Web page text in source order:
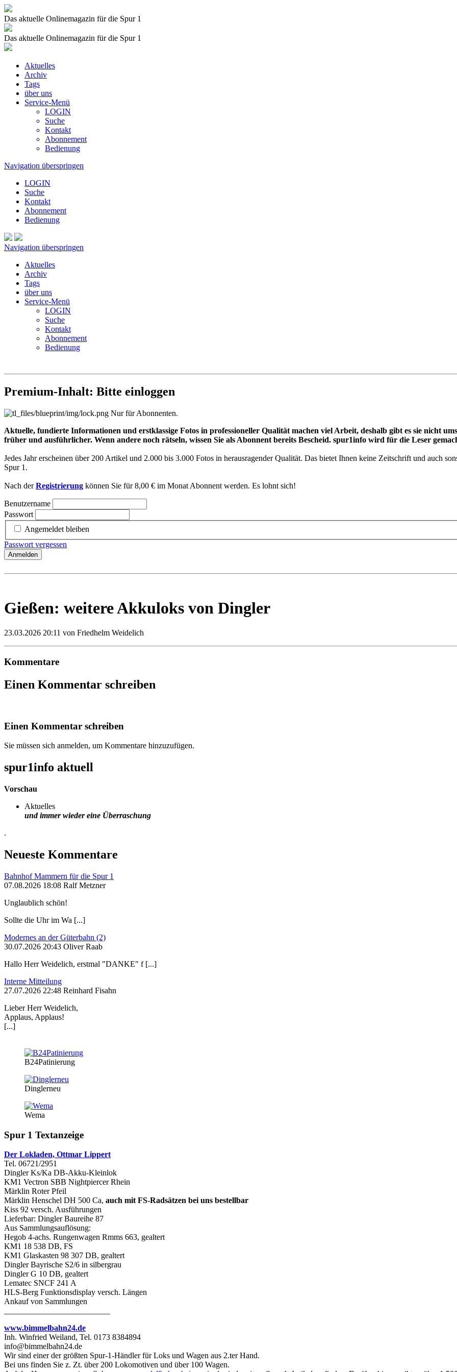
Das aktuelle Onlinemagazin für die Spur 1
Das aktuelle Onlinemagazin für die Spur 1
Aktuelles
Archiv
Tags
über uns
Service-Menü
LOGIN
Suche
Kontakt
Abonnement
Bedienung
Navigation überspringen
LOGIN
Suche
Kontakt
Abonnement
Bedienung
Navigation überspringen
Aktuelles
Archiv
Tags
über uns
Service-Menü
LOGIN
Suche
Kontakt
Abonnement
Bedienung
Premium-Inhalt: Bitte einloggen
Nur für Abonnenten.
Aktuelle, fundierte Informationen und erstklassige Fotos in professioneller Qualität machen viel Arbeit, deshalb gibt es sie nicht
früher und ausführlicher. Wenn andere noch rätseln, wissen Sie als Abonnent bereits Bescheid. spur1info wird für die Leser
Jedes Jahr erscheinen über 200 Artikel und 2.000 bis 3.000 Fotos in herausragender Qualität. Das bietet Ihnen keine Zeitschrift und auch
Spur 1.
Nach derRegistrierung können Sie für 8,00 € im Monat Abonnent werden. Es lohnt sich!
Benutzername
Passwort
Angemeldet bleiben
Passwort vergessen
Anmelden
Gießen: weitere Akkuloks von Dingler
23.03.2026 20:11 von Friedhelm Weidelich
Kommentare
Einen Kommentar schreiben
Einen Kommentar schreiben
Sie müssen sich anmelden, um Kommentare hinzuzufügen.
spur1info aktuell
Vorschau
Aktuelles
und immer wieder eine Überraschung
.
Neueste Kommentare
Bahnhof Mammern für die Spur 1
07.08.2026 18:08 Ralf Metzner
Unglaublich schön!
Sollte die Uhr im Wa [...]
Modernes an der Güterbahn (2)
30.07.2026 20:43 Oliver Raab
Hallo Herr Weidelich, erstmal "DANKE" f [...]
Interne Mitteilung
27.07.2026 22:48 Reinhard Fisahn
Lieber Herr Weidelich,
Applaus, Applaus!
[...]
B24Patinierung
Dinglerneu
Wema
Spur 1 Textanzeige
Der Lokladen, Ottmar Lippert
Tel. 06721/2951
Dingler Ks/Ka DB-Akku-Kleinlok
KM1 Vectron SBB Nightpiercer Rhein
Märklin Roter Pfeil
Märklin Henschel DH 500 Ca, auch mit FS-Radsätzen bei uns bestellbar
Kiss 92 versch. Ausführungen
Lieferbar: Dingler Baureihe 87
Aus Sammlungsauflösung:
Hegob 4-achs. Rungenwagen Rmms 663, gealtert
KM1 18 538 DB, FS
KM1 Glaskasten 98 307 DB, gealtert
Dingler Bayrische S2/6 in silbergrau
Dingler G 10 DB, gealtert
Lematec SNCF 241 A
HLS-Berg Funktionsdisplay versch. Längen
Ankauf von Sammlungen
www.bimmelbahn24.de
Inh. Winfried Weiland, Tel. 0173 8384894
info@bimmelbahn24.de
Wir sind einer der größten Spur-1-Händler für Loks und Wagen aus 2.ter Hand.
Bei uns finden Sie z. Zt. über 200 Lokomotiven und über 100 Wagen.